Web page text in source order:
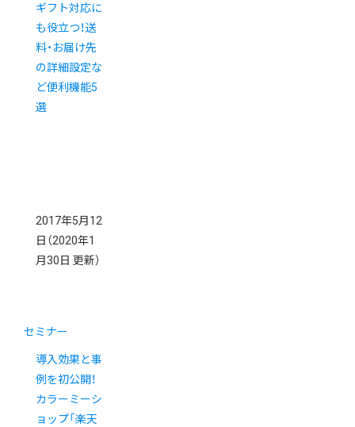
ギフト対応に
も役立つ！送
料・お届け先
の詳細設定な
ど便利機能5
選
2017年5月12
日 （2020年1
月30日 更新）
セミナー
導入効果と事
例を初公開！
カラーミーシ
ョップ「楽天